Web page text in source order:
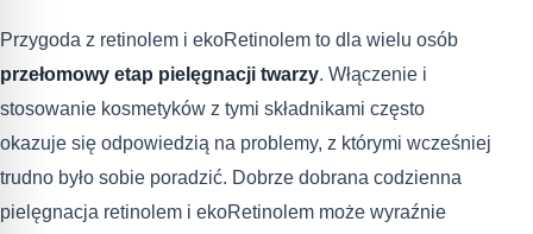
Przygoda z retinolem i ekoRetinolem to dla wielu osób
przełomowy etap pielęgnacji twarzy. Włączenie i
stosowanie kosmetyków z tymi składnikami często
okazuje się odpowiedzią na problemy, z którymi wcześniej
trudno było sobie poradzić. Dobrze dobrana codzienna
pielęgnacja retinolem i ekoRetinolem może wyraźnie